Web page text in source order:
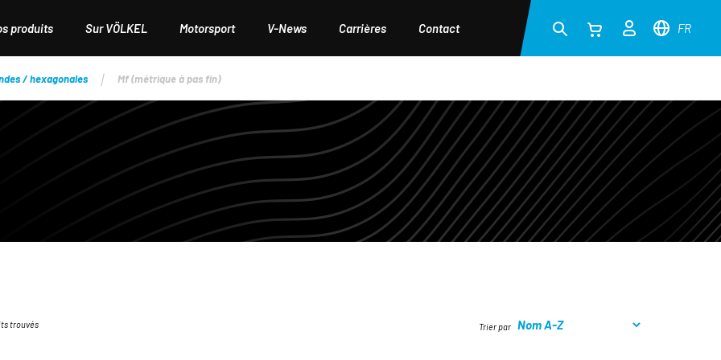
produits Sur VÖLKEL Motorsport V-News Carrières Contact FR
/ hexagonales Mf (métrique à pas fin)
trouvés Trier par